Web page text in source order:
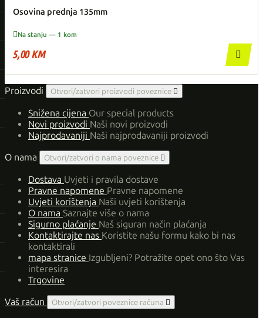
Osovina prednja 135mm
Na stanju — 1 kom
5,00 KM 
Proizvodi Otvori/zatvori proizvodi poveznice 
Snižena cijena Our special products
Novi proizvodi Naši novi proizvodi
Najprodavaniji Naši najprodavaniji proizvodi
O nama
Otvori/zatvori o nama poveznice 
Dostava Uvjeti i pravila dostave
Pravne napomene Pravne napomene
Uvjeti korištenja Naši uvjeti korištenja
O nama Saznajte više o nama
Sigurno plaćanje Naš siguran način plaćanja
Kontaktirajte nas Koristite našu formu kako bi nas
kontaktirali
mapa stranice Izgubljeni? Potražite opet ono što Vas
interesira
Trgovine
Vaš račun
Otvori/zatvori poveznice računa 